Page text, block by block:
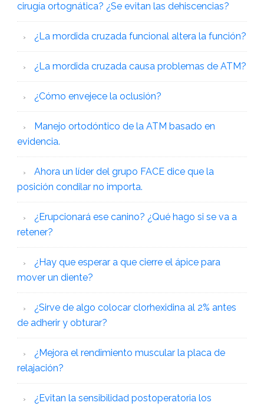
cirugía ortognática? ¿Se evitan las dehiscencias?
¿La mordida cruzada funcional altera la función?
¿La mordida cruzada causa problemas de ATM?
¿Cómo envejece la oclusión?
Manejo ortodóntico de la ATM basado en
evidencia.
Ahora un líder del grupo FACE dice que la
posición condilar no importa.
¿Erupcionará ese canino? ¿Qué hago si se va a
retener?
¿Hay que esperar a que cierre el ápice para
mover un diente?
¿Sirve de algo colocar clorhexidina al 2% antes
de adherir y obturar?
¿Mejora el rendimiento muscular la placa de
relajación?
¿Evitan la sensibilidad postoperatoria los